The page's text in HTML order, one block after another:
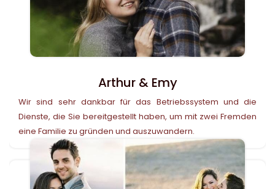
Arthur & Emy
Wir sind sehr dankbar für das Betriebssystem und die
Dienste, die Sie bereitgestellt haben, um mit zwei Fremden
eine Familie zu gründen und auszuwandern.